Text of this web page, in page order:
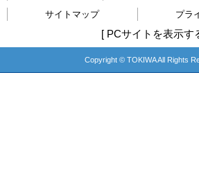
サイトマップ
プラ
[ PCサイトを表示す
Copyright © TOKIWA All Rights